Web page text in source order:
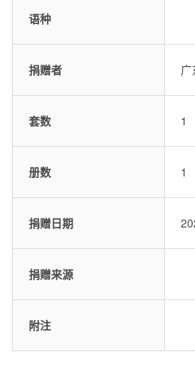
语种
捐赠者
套数 1
册数 1
捐赠日期
捐赠来源
附注